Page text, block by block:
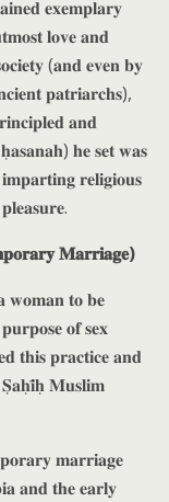
𝐞𝐱𝐞𝐦𝐩𝐥𝐚𝐫𝐲
𝐥𝐨𝐯𝐞 𝐚𝐧𝐝
(𝐚𝐧𝐝 𝐞𝐯𝐞𝐧 𝐛𝐲
𝐩𝐚𝐭𝐫𝐢𝐚𝐫𝐜𝐡𝐬),
𝐚𝐧𝐝
𝐡𝐞 𝐬𝐞𝐭 𝐰𝐚𝐬
𝐫𝐞𝐥𝐢𝐠𝐢𝐨𝐮𝐬
𝐌𝐚𝐫𝐫𝐢𝐚𝐠𝐞)
𝐰𝐨𝐦𝐚𝐧 𝐭𝐨 𝐛𝐞
𝐨𝐟 𝐬𝐞𝐱
𝐩𝐫𝐚𝐜𝐭𝐢𝐜𝐞 𝐚𝐧𝐝
𝐌𝐮𝐬𝐥𝐢𝐦
𝐦𝐚𝐫𝐫𝐢𝐚𝐠𝐞
𝐚𝐧𝐝 𝐭𝐡𝐞 𝐞𝐚𝐫𝐥𝐲